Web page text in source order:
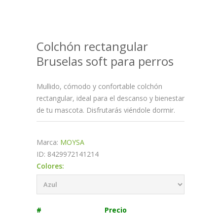
Colchón rectangular
Bruselas soft para perros
Mullido, cómodo y confortable colchón
rectangular, ideal para el descanso y bienestar
de tu mascota. Disfrutarás viéndole dormir.
Marca: MOYSA
ID: 8429972141214
Colores:
# Precio